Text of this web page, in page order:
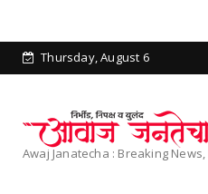
Thursday, August 6
Awaj Janatecha : Breaking